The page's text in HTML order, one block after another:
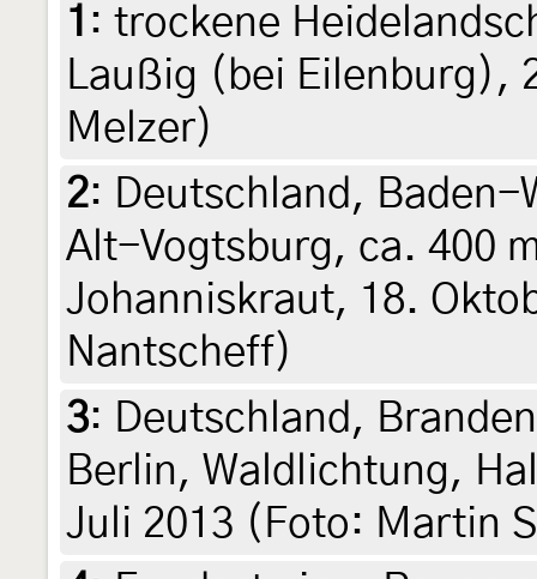
1 : trockene
Laußig (bei Eilenburg),
Melzer)
2: Deutschland,
Alt-Vogtsburg, ca. 400
Johanniskraut, 18.
Nantscheff)
3: Deutschland,
Berlin, Waldlichtung,
Juli 2013 (Foto: Martin